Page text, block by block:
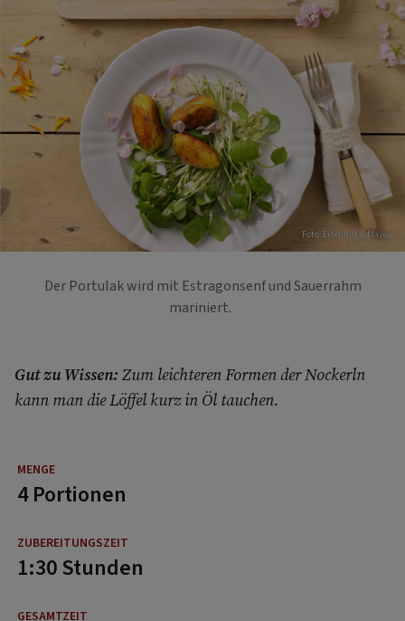
Foto: Eisenhut & Mayer
Der Portulak wird mit Estragonsenf und Sauerrahm
mariniert.
Gut zu Wissen: Zum leichteren Formen der Nockerln
kann man die Löffel kurz in Öl tauchen.
4 Portionen
1:30 Stunden